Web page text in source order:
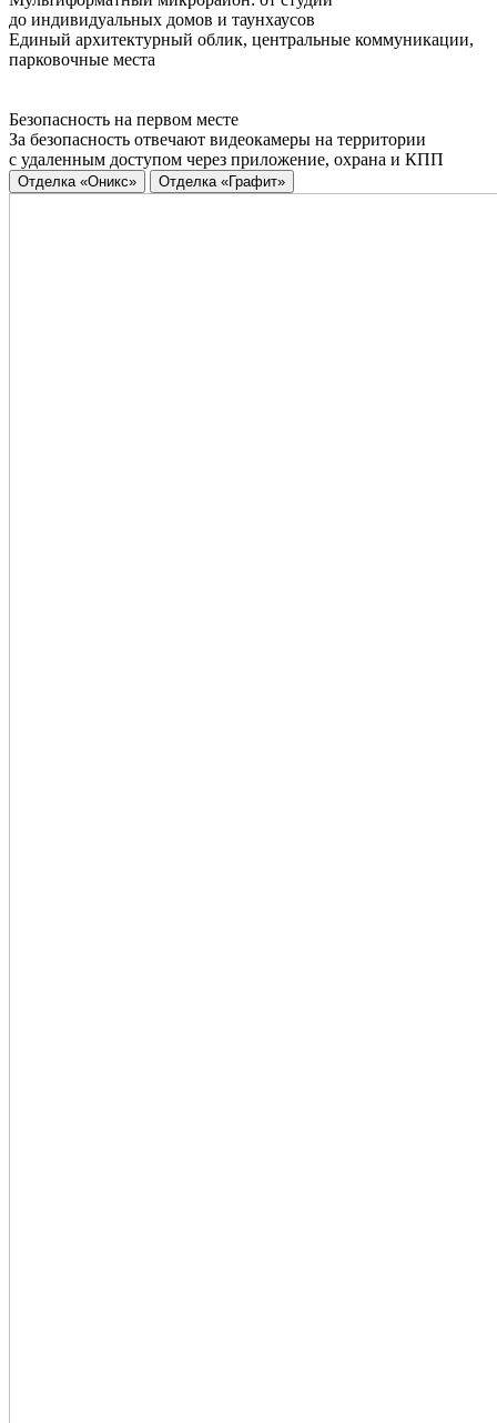
до индивидуальных домов и таунхаусов
Единый архитектурный облик, центральные коммуникации,
парковочные места
Безопасность на первом месте
За безопасность отвечают видеокамеры на территории
с удаленным доступом через приложение, охрана и КПП
Отделка «Оникс» Отделка «Графит»